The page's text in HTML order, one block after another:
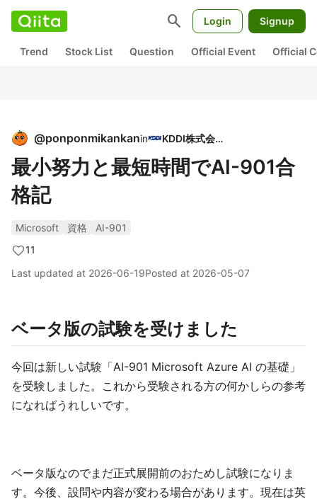
search Login Signup
Trend Stock List Question Official Event Official
@ponponmikankanin KDDI株式会社
最小努力と最短時間でAI-901合
格記
Microsoft 資格
AI-901
11
Last updated at 2026-06-19Posted at 2026-05-07
ベータ版の試験を受けました
今回は新しい試験「AI-901 Microsoft Azure AI の基礎」
を受験しました。これから受験される方の何かしらの参考
になればうれしいです。
ベータ版なのでまだ正式展開前のおためし試験になりま
す。今後、設問や内容が変わる場合があります。現在は英